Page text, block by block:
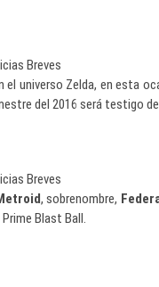
el universo Zelda, en esta
del 2016 será testigo
, sobrenombre,
Blast Ball.